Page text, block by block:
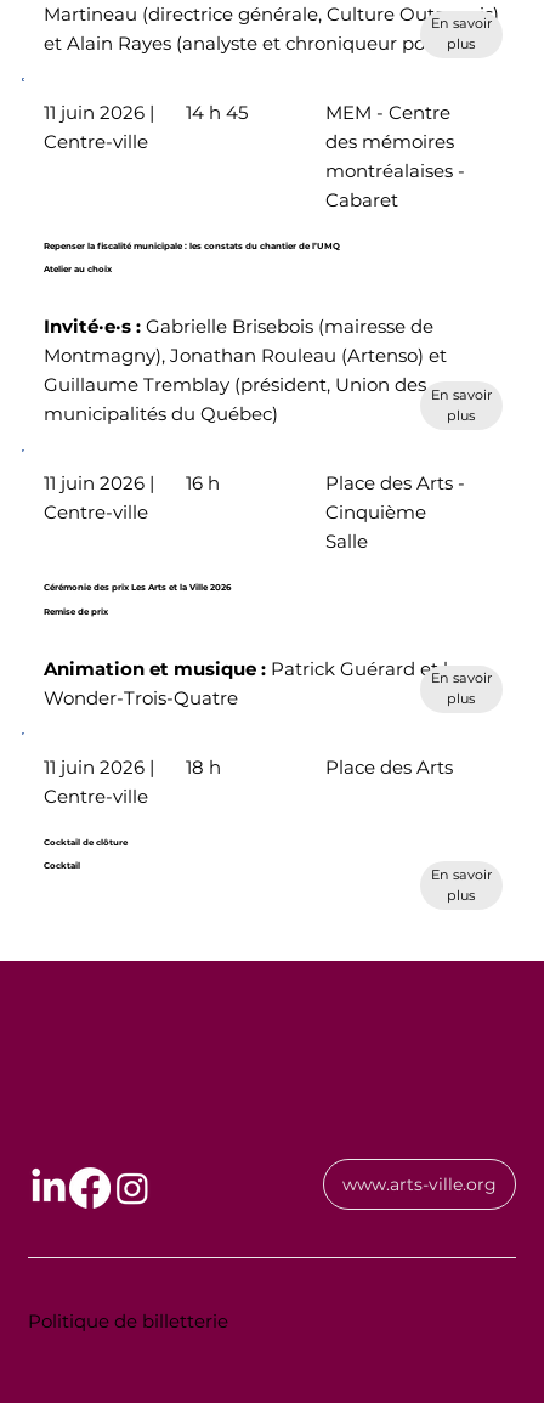
Martineau (directrice générale, Culture Outaouais)
et Alain Rayes (analyste et chroniqueur politique)
En savoir
plus
Repenser la fiscalité municipale : les constats du chantier de l’UMQ
Atelier au choix
14 h 45
11 juin 2026 |
Centre-ville
MEM - Centre
des mémoires
montréalaises -
Cabaret
Invité·e·s :Gabrielle Brisebois (mairesse de
Montmagny), Jonathan Rouleau (Artenso) et
Guillaume Tremblay (président, Union des
municipalités du Québec)
En savoir
plus
Cérémonie des prix Les Arts et la Ville 2026
Remise de prix
16 h
11 juin 2026 |
Centre-ville
Place des Arts -
Cinquième
Salle
Animation et musique : Patrick Guérard et les
Wonder-Trois-Quatre
En savoir
plus
Cocktail de clôture
Cocktail
18 h
11 juin 2026 |
Centre-ville
Place des Arts
En savoir
plus
www.arts-ville.org
Politique de billetterie